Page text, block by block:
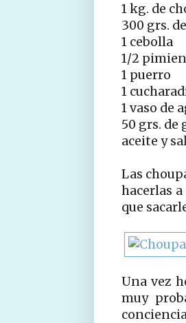
1 kg. de
300 grs.
1 cebolla
1/2
1 puerro
1
1 vaso de
50 grs. de
aceite y
Las
hacerlas
que
Una vez
muy